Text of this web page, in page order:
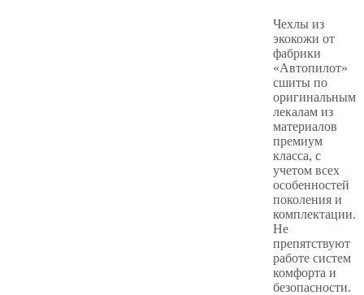
Чехлы из
экокожи от
фабрики
«Автопилот»
сшиты по
оригинальным
лекалам из
материалов
премиум
класса, с
учетом всех
особенностей
поколения и
комплектации.
Не
препятствуют
работе систем
комфорта и
безопасности.